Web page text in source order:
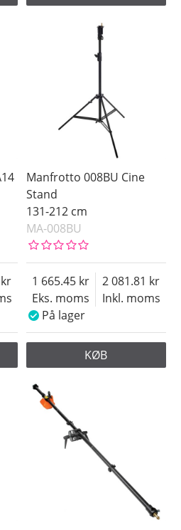
Manfrotto 008BU Cine
Stand
131-212 cm
MA-008BU
Eks. moms
1 665.45
Inkl. moms
2 081.81
På lager
KØB